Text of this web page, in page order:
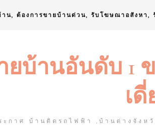
น, ต้องการขายบ้านด่วน, รับโฆษณาอสังหา,
บ้านอันดับ 1
เ
ะกาศ บ้านติดรถไฟฟ้า ,บ้านต่างจัง